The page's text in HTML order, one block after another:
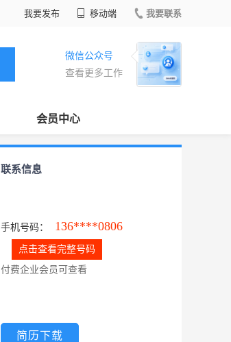
我要发布 移动端 我要联系
微信公众号
查看更多工作
会员中心
联系信息
手机号码： 136****0806
点击查看完整号码
付费企业会员可查看
简历下载